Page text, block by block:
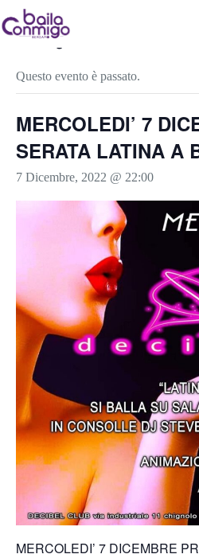
Salta
al
contenuto
« Tutti gli Eventi
Questo evento è passato.
MERCOLEDI’ 7
SERATA LATINA A
7 Dicembre, 2022 @ 22:00
MERCOLEDI’ 7 DICEMBRE